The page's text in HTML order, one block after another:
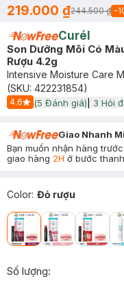
219.000 ₫244.500 ₫ -
Curél
Son Dưỡng Môi Có
Rượu 4.2g
Intensive Moisture Care
(SKU: 422231854)
4.6
Start Icon
(5 Đánh giá) 3 Hỏi
Giao Nhanh
Bạn muốn nhận hàng trước
giao hàng 2H ở bước
Color: Đỏ rượu
Số lượng: